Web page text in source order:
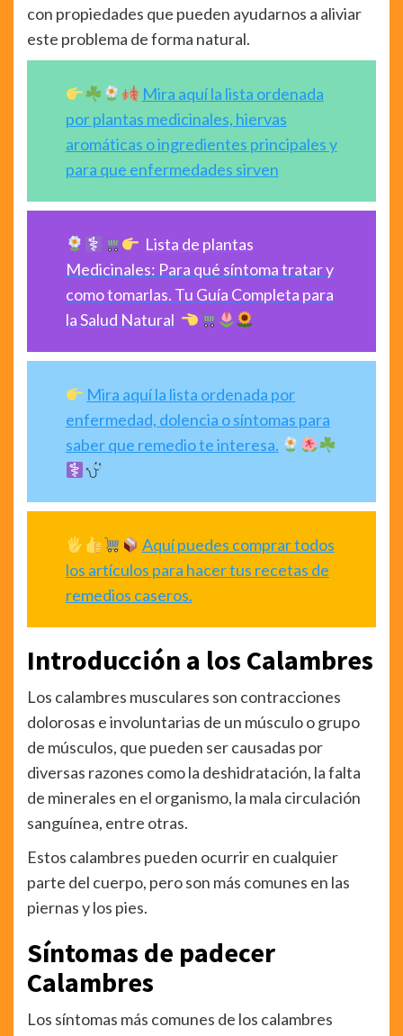
con propiedades que pueden ayudarnos a aliviar
este problema de forma natural.
Mira aquí la lista ordenada
por plantas medicinales, hiervas
aromáticas o ingredientes principales y
para que enfermedades sirven
Lista de plantas
Medicinales: Para qué síntoma tratar y
como tomarlas. Tu Guía Completa para
la Salud Natural
Mira aquí la lista ordenada por
enfermedad, dolencia o síntomas para
saber que remedio te interesa.
Aquí puedes comprar todos
los artículos para hacer tus recetas de
remedios caseros.
Introducción a los Calambres
Los calambres musculares son contracciones
dolorosas e involuntarias de un músculo o grupo
de músculos, que pueden ser causadas por
diversas razones como la deshidratación, la falta
de minerales en el organismo, la mala circulación
sanguínea, entre otras.
Estos calambres pueden ocurrir en cualquier
parte del cuerpo, pero son más comunes en las
piernas y los pies.
Síntomas de padecer
Calambres
Los síntomas más comunes de los calambres